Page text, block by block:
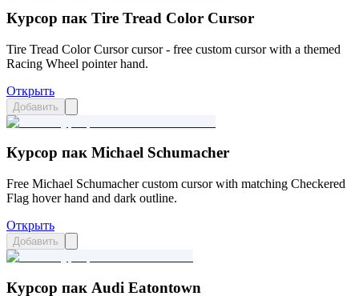
Курсор пак Tire Tread Color Cursor
Tire Tread Color Cursor cursor - free custom cursor with a themed
Racing Wheel pointer hand.
Открыть
Добавить
Курсор пак Michael Schumacher
Free Michael Schumacher custom cursor with matching Checkered
Flag hover hand and dark outline.
Открыть
Добавить
Курсор пак Audi Eatontown